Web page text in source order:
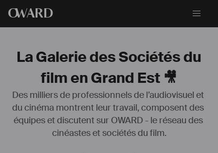
OWARD
La Galerie des Sociétés du
film en Grand Est 🎥
Des milliers de professionnels de l’audiovisuel et
du cinéma montrent leur travail, composent des
équipes et discutent sur OWARD - le réseau des
cinéastes et sociétés du film.
On vous raconte notre histoire...
Gyro Productions est née d'une envie commune d'Edouard